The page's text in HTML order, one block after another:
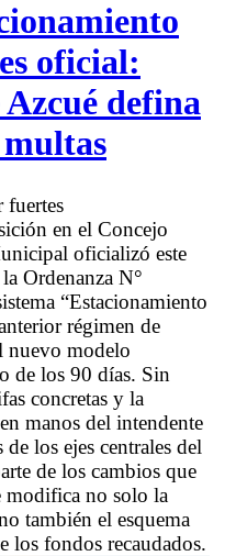
oficial:
defina
fuertes
en el Concejo
oficializó este
Ordenanza N°
“Estacionamiento
régimen de
nuevo modelo
de los 90 días. Sin
concretas y la
manos del intendente
los ejes centrales del
de los cambios que
modifica no solo la
también el esquema
los fondos recaudados.